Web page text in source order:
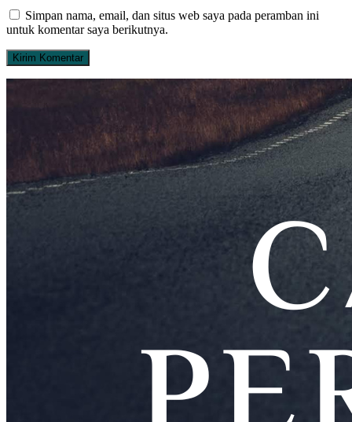
Simpan nama, email, dan situs web saya pada peramban ini
untuk komentar saya berikutnya.